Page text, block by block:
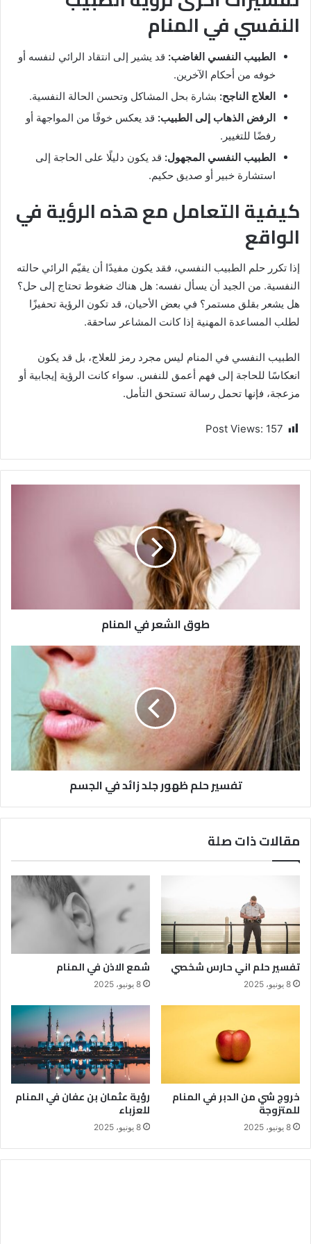
النفسي في المنام
الطبيب النفسي الغاضب: قد يشير إلى انتقاد الرائي لنفسه أو
خوفه من أحكام الآخرين.
العلاج الناجح: بشارة بحل المشاكل وتحسن الحالة النفسية.
الرفض الذهاب إلى الطبيب: قد يعكس خوفًا من المواجهة أو
رفضًا للتغيير.
الطبيب النفسي المجهول: قد يكون دليلًا على الحاجة إلى
استشارة خبير أو صديق حكيم.
كيفية التعامل مع هذه الرؤية في
الواقع
إذا تكرر حلم الطبيب النفسي، فقد يكون مفيدًا أن يقيّم الرائي حالته
النفسية. من الجيد أن يسأل نفسه: هل هناك ضغوط تحتاج إلى حل؟
هل يشعر بقلق مستمر؟ في بعض الأحيان، قد تكون الرؤية تحفيزًا
لطلب المساعدة المهنية إذا كانت المشاعر ساحقة.
الطبيب النفسي في المنام ليس مجرد رمز للعلاج، بل قد يكون
انعكاسًا للحاجة إلى فهم أعمق للنفس. سواء كانت الرؤية إيجابية أو
مزعجة، فإنها تحمل رسالة تستحق التأمل.
Post Views: 157
طوق الشعر في المنام
تفسير حلم ظهور جلد زائد في الجسم
مقالات ذات صلة
تفسير حلم اني حارس شخصي
8 يونيو، 2025
شمع الاذن في المنام
8 يونيو، 2025
خروج شي من الدبر في المنام
للمتزوجة
8 يونيو، 2025
رؤية عثمان بن عفان في المنام
للعزباء
8 يونيو، 2025